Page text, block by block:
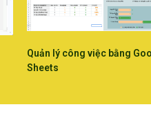
Quản lý công việc bằng
Sheets